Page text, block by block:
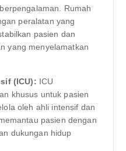
Rumah
peralatan yang
pasien dan
yang menyelamatkan
(ICU): ICU
khusus untuk pasien
oleh ahli intensif dan
pasien dengan
dukungan hidup